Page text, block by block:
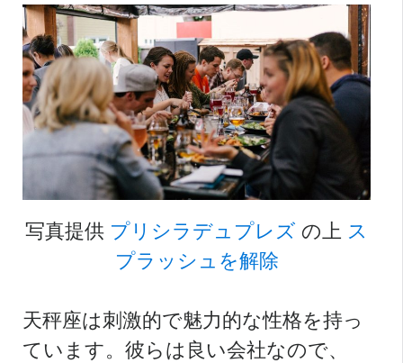
写真提供 プリシラデュプレズ の上 ス
プラッシュを解除
天秤座は刺激的で魅力的な性格を持っ
ています。彼らは良い会社なので、